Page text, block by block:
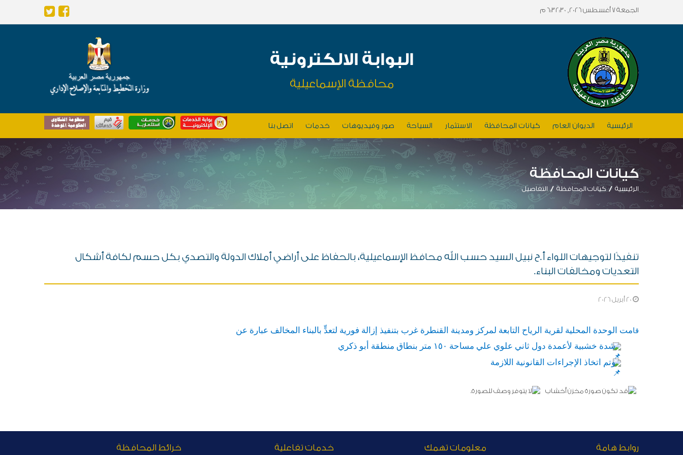
الجمعة 7 أغسطس 2026, 6:32:30 م
البوابة الالكترونية
محافظة الإسماعيلية
الرئيسية الديوان العام كيانات المحافظة الاستثمار السياحة صور وفيديوهات خدمات اتصل بنا
كيانات المحافظة
الرئيسية كيانات المحافظة التفاصيل
تنفيذًا لتوجيهات اللواء أ.ح نبيل السيد حسب الله محافظ الإسماعيلية، بالحفاظ على أراضي أملاك الدولة والتصدي بكل حسم لكافة أشكال
التعديات ومخالفات البناء.
قامت الوحدة المحلية لقرية الرياح التابعة لمركز ومدينة القنطرة غرب بتنفيذ إزالة فورية لتعدٍّ بالبناء المخالف عبارة عن
شدة خشبية لأعمدة دول ثاني علوي علي مساحة ١٥٠ متر بنطاق منطقة أبو ذكري
وتم اتخاذ الإجراءات القانونية اللازمة
روابط هامة معلومات تهمك خدمات تفاعلية خرائط المحافظة